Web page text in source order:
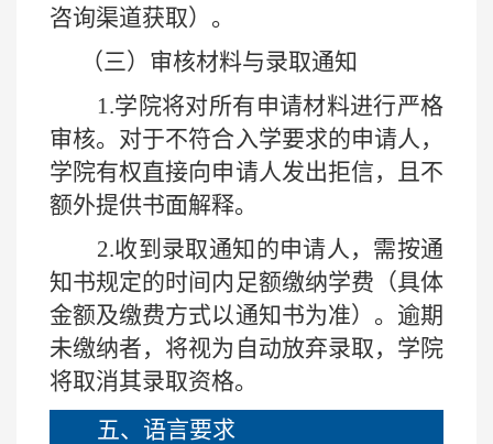
咨询渠道获取）。
（三）审核材料与录取通知
1.学院将对所有申请材料进行严格
审核。对于不符合入学要求的申请人，
学院有权直接向申请人发出拒信，且不
额外提供书面解释。
2.收到录取通知的申请人，需按通
知书规定的时间内足额缴纳学费（具体
金额及缴费方式以通知书为准）。逾期
未缴纳者，将视为自动放弃录取，学院
将取消其录取资格。
五、 语言要求